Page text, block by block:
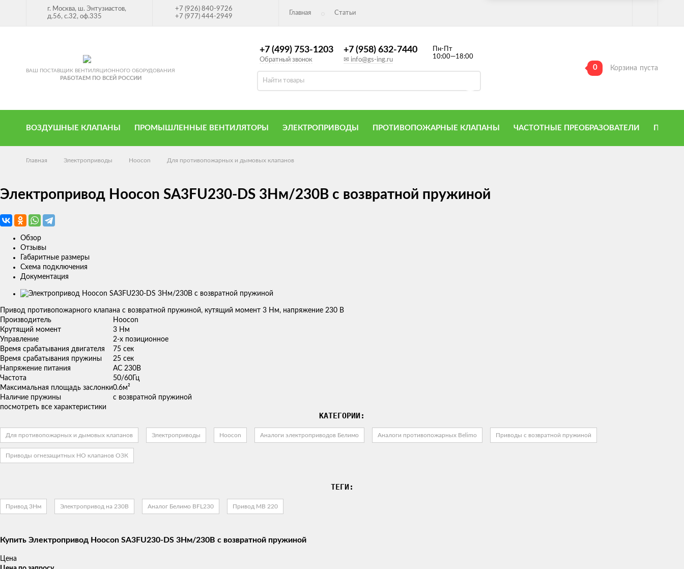
г. Москва, ш. Энтузиастов,
д.56, с.32, оф.335
+7 (926) 840-9726
+7 (977) 444-2949
Главная Статьи
ВАШ ПОСТАВЩИК ВЕНТИЛЯЦИОННОГО ОБОРУДОВАНИЯ
РАБОТАЕМ ПО ВСЕЙ РОССИИ
+7 (499) 753-1203
Обратный звонок
+7 (958) 632-7440
✉ info@gs-ing.ru
Пн-Пт
10:00—18:00
0 Корзина пуста
ВОЗДУШНЫЕ КЛАПАНЫ ПРОМЫШЛЕННЫЕ ВЕНТИЛЯТОРЫ ЭЛЕКТРОПРИВОДЫ ПРОТИВОПОЖАРНЫЕ КЛАПАНЫ ЧАСТОТНЫЕ ПРЕОБРАЗОВАТЕЛИ
Главная Электроприводы Hoocon Для противопожарных и дымовых клапанов
Электропривод Hoocon SA3FU230-DS 3Нм/230В с возвратной пружиной
Обзор
Отзывы
Габаритные размеры
Схема подключения
Документация
Изображения
товаров
Привод противопожарного клапана с возвратной пружиной, кутящий момент 3 Нм, напряжение 230 В
Производитель
Hoocon
Крутящий момент
3 Нм
Управление
2-х позиционное
Время срабатывания двигателя
75 сек
Время срабатывания пружины
25 сек
Напряжение питания
AC 230В
Частота
50/60Гц
Максимальная площадь заслонки0.6м²
Наличие пружины
с возвратной пружиной
посмотреть все характеристики
КАТЕГОРИИ:
Для противопожарных и дымовых клапанов Электроприводы Hoocon Аналоги электроприводов Белимо Аналоги противопожарных Belimo Приводы с возвратной пружиной
Приводы огнезащитных НО клапанов ОЗК
ТЕГИ:
Привод 3Нм Электропривод на 230В Аналог Белимо BFL230 Привод МВ 220
Купить Электропривод Hoocon SA3FU230-DS 3Нм/230В с возвратной пружиной
Цена